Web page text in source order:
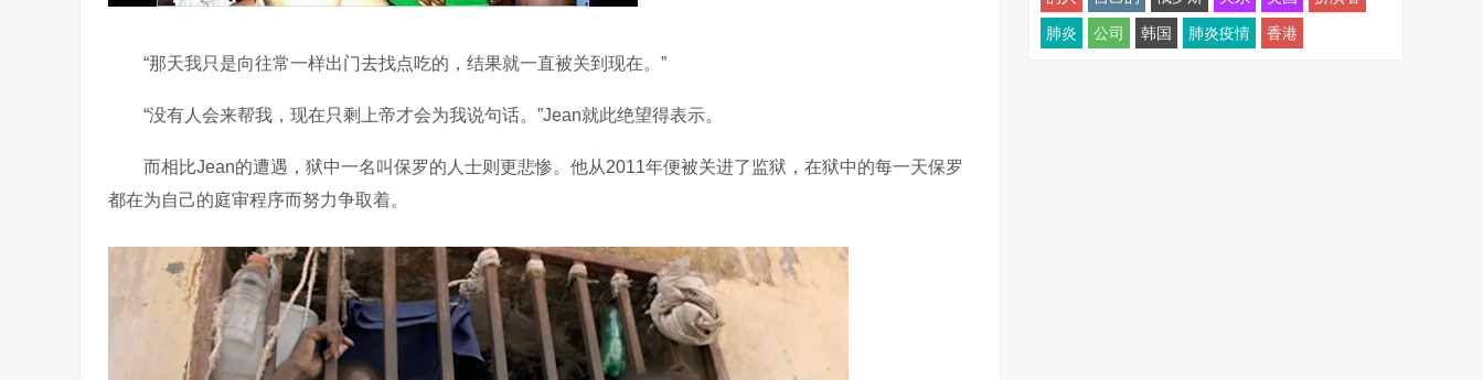
“那天我只是向往常一样出门去找点吃的，结果就一直被关到现在。”
“没有人会来帮我，现在只剩上帝才会为我说句话。”Jean就此绝望得表示。
而相比Jean的遭遇，狱中一名叫保罗的人士则更悲惨。他从2011年便被关进了监狱，在狱中的每一天保罗
都在为自己的庭审程序而努力争取着。
肺炎 公司 韩国 肺炎疫情 香港